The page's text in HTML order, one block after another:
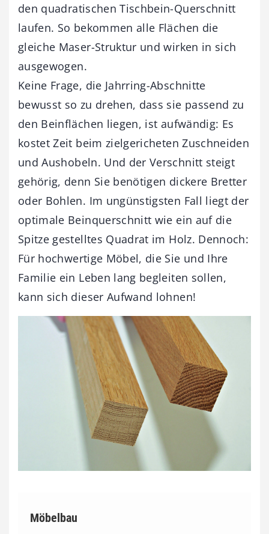
den quadratischen Tischbein-Querschnitt
laufen. So bekommen alle Flächen die
gleiche Maser-Struktur und wirken in sich
ausgewogen.
Keine Frage, die Jahrring-Abschnitte
bewusst so zu drehen, dass sie passend zu
den Beinflächen liegen, ist aufwändig: Es
kostet Zeit beim zielgericheten Zuschneiden
und Aushobeln. Und der Verschnitt steigt
gehörig, denn Sie benötigen dickere Bretter
oder Bohlen. Im ungünstigsten Fall liegt der
optimale Beinquerschnitt wie ein auf die
Spitze gestelltes Quadrat im Holz. Dennoch:
Für hochwertige Möbel, die Sie und Ihre
Familie ein Leben lang begleiten sollen,
kann sich dieser Aufwand lohnen!
Möbelbau